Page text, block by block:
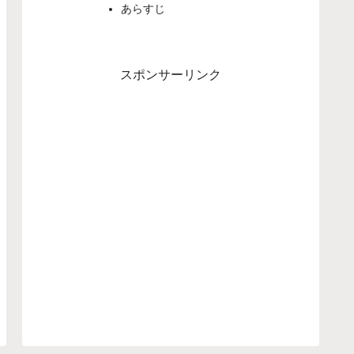
あらすじ
スポンサーリンク